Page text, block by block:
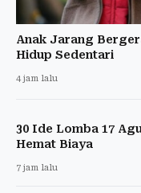
Anak Jarang
Hidup Sedentari
4 jam lalu
30 Ide Lomba 17
Hemat Biaya
7 jam lalu